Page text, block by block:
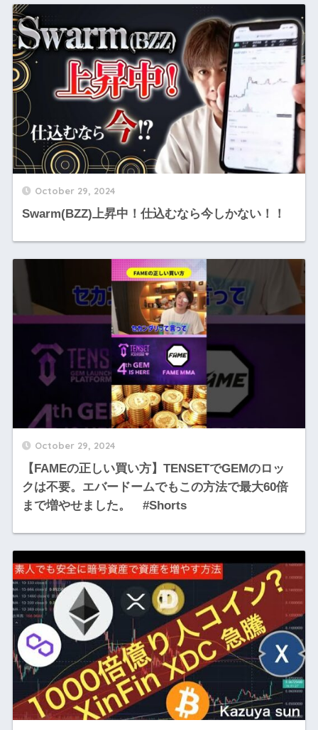
October 29, 2024
Swarm(BZZ)上昇中！仕込むなら今しかない！！
October 29, 2024
【FAMEの正しい買い方】TENSETでGEMのロッ
クは不要。エバードームでもこの方法で最大60倍
まで増やせました。 #Shorts